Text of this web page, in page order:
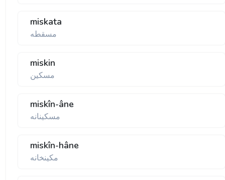
miskata
مسقطه
miskin
مسكين
miskîn-âne
مسكينانه
miskîn-hâne
مكينخانه